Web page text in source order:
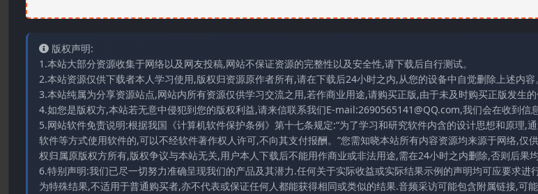
版权声明:
1.本站大部分资源收集于网络以及网友投稿,网站不保证资源的完整性以及安全性,请下载后自行测试。
2.本站资源仅供下载者本人学习使用,版权归资源原作者所有,请在下载后24小时之内,从您的设备中自觉删除上述内容。
3.本站纯属为分享资源站点,网站内所有资源仅供学习交流之用,若作商业用途,请购买正版,由于未及时购买正版发生的
4.如您是版权方,本站若无意中侵犯到您的版权利益,请来信联系我们E-mail:2690565141@QQ.com,我们会在收到信
5.网站软件免责说明:根据我国《计算机软件保护条例》第十七条规定:“为了学习和研究软件内含的设计思想和原理,
软件等方式使用软件的,可以不经软件著作权人许可,不向其支付报酬。”您需知晓本站所有内容资源均来源于网络,仅
权归属原版权方所有,版权争议与本站无关,用户本人下载后不能用作商业或非法用途,需在24小时之内删除,否则后果
6.特别声明:我们已尽一切努力准确呈现我们的产品及其潜力.任何关于实际收益或实际结果示例的声明均可应要求进
为特殊结果,不适用于普通购买者,亦不代表或保证任何人都能获得相同或类似的结果.音频采访可能包含附属链接,可